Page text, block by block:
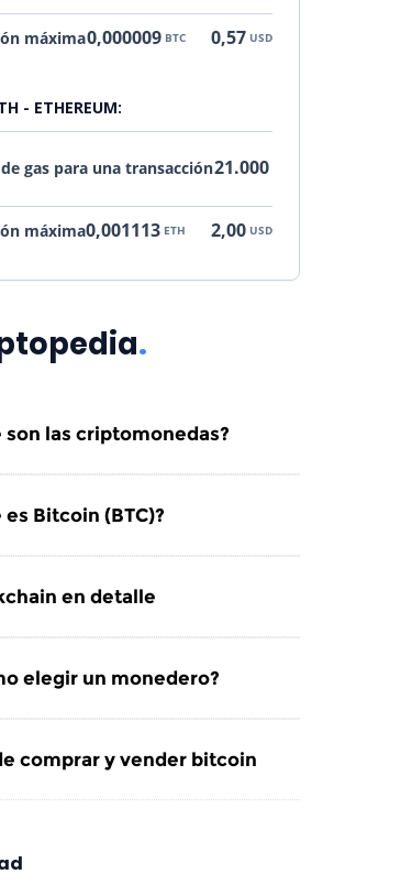
máxima0,000009 BTC 0,57 USD
- ETHEREUM:
gas para una transacción21.000
máxima0,001113 ETH 2,00 USD
.
son las criptomonedas?
es Bitcoin (BTC)?
en detalle
elegir un monedero?
comprar y vender bitcoin